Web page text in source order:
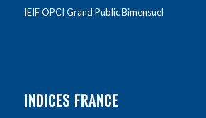
IEIF OPCI Grand Public Bimensuel
INDICES FRANCE